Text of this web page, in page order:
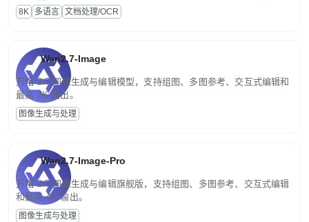
为便于存储、检索和二次处理的结构化结果。
8K 多语言 文档处理/OCR
Wan2.7-Image
万相 2.7 图像生成与编辑模型，支持组图、多图参考、交互式编辑和
最高 2K 输出。
图像生成与处理
Wan2.7-Image-Pro
万相 2.7 图像生成与编辑旗舰版，支持组图、多图参考、交互式编辑
和最高 4K 输出。
图像生成与处理